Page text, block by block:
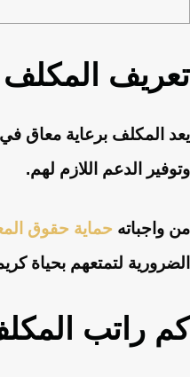
تعريف المكلف
يعد المكلف برعاية معاق
وتوفير الدعم اللازم لهم.
من واجباته حماية حقوق
الضرورية لتمتعهم بحياة
كم راتب